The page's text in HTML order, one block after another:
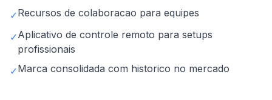
✓Recursos de colaboracao para equipes
✓Aplicativo de controle remoto para setups
profissionais
✓Marca consolidada com historico no mercado